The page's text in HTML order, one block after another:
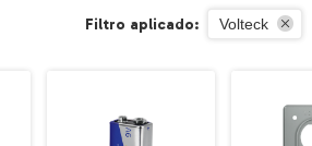
Filtro aplicado: Volteck